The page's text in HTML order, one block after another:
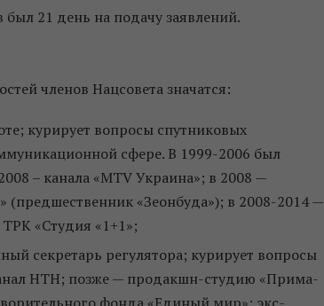
21 день на подачу заявлений.
членов Нацсовета значатся:
курирует вопросы спутниковых
сфере. В 1999-2006 был
– канала «MTV Украина»; в 2008 —
(предшественник «Зеонбуда»); в 2008-2014 —
«Студия «1+1»;
секретарь регулятора; курирует вопросы
НТН; позже — продакшн-студию «Прима-